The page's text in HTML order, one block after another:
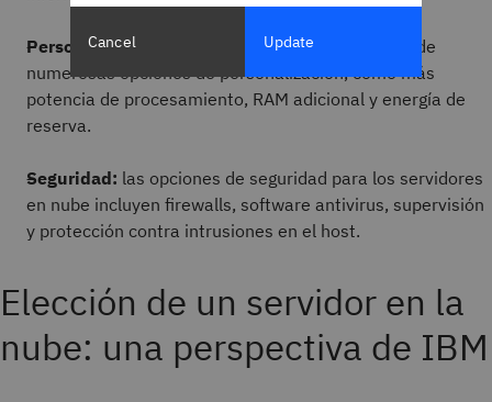
Personalización:
los servidores físicos disponen de
numerosas opciones de personalización, como más
potencia de procesamiento, RAM adicional y energía de
reserva.
Seguridad: las opciones de seguridad para los servidores
en nube incluyen firewalls, software antivirus, supervisión
y protección contra intrusiones en el host.
Elección de un servidor en la
nube: una perspectiva de IBM
Cancel Update